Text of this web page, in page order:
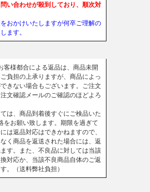
い合わせが殺到しており、順次対
おかけいたしますが何卒ご理解の
ます。
客様都合による返品は、商品未開
負担の上承りますが、商品によっ
きない場合もございます。ご注文
文確認メールのご確認のほどよろ
は、商品到着後すぐにご検品いた
をお願い致します。期限を過ぎて
は返品対応はできかねますので、
く商品を返送された場合には、返
す。また、不良品に対しては当該
対応か、当該不良商品自体のご返
。（送料弊社負担）